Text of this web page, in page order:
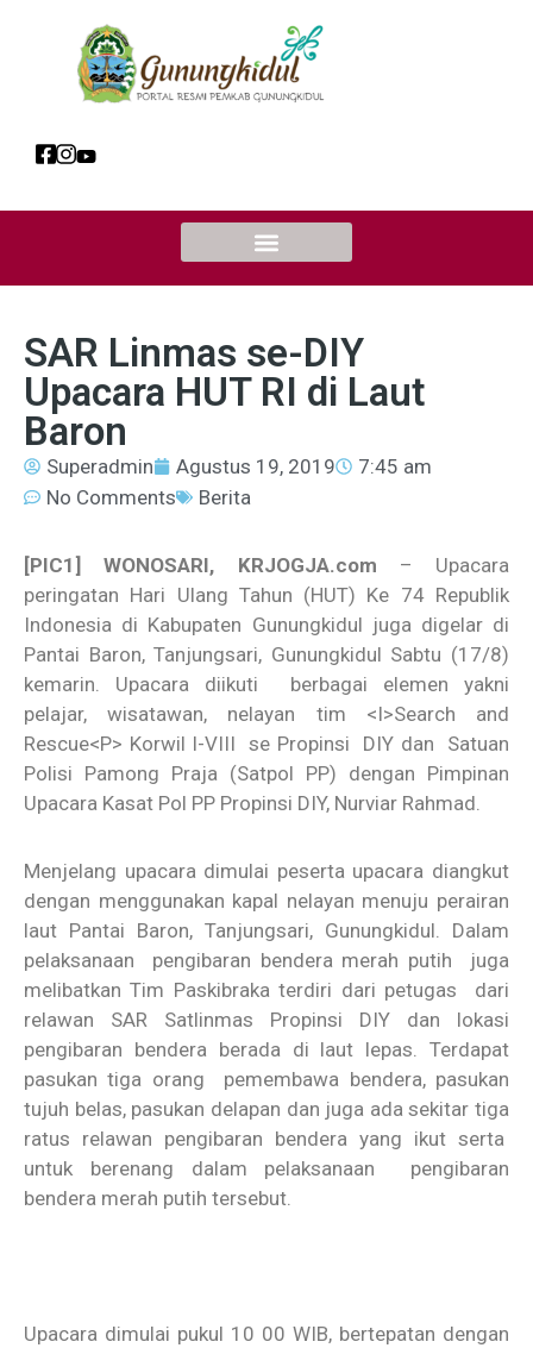
SAR Linmas se-DIY
Upacara HUT RI di Laut
Baron
Superadmin Agustus 19, 2019
7:45 am
No Comments
Berita
[PIC1] WONOSARI, KRJOGJA.com – Upacara
peringatan Hari Ulang Tahun (HUT) Ke 74 Republik
Indonesia di Kabupaten Gunungkidul juga digelar di
Pantai Baron, Tanjungsari, Gunungkidul Sabtu (17/8)
kemarin. Upacara diikuti berbagai elemen yakni
pelajar, wisatawan, nelayan tim <I>Search and
Rescue<P> Korwil I-VIII se Propinsi DIY dan Satuan
Polisi Pamong Praja (Satpol PP) dengan Pimpinan
Upacara Kasat Pol PP Propinsi DIY, Nurviar Rahmad.
Menjelang upacara dimulai peserta upacara diangkut
dengan menggunakan kapal nelayan menuju perairan
laut Pantai Baron, Tanjungsari, Gunungkidul. Dalam
pelaksanaan pengibaran bendera merah putih juga
melibatkan Tim Paskibraka terdiri dari petugas dari
relawan SAR Satlinmas Propinsi DIY dan lokasi
pengibaran bendera berada di laut lepas. Terdapat
pasukan tiga orang pemembawa bendera, pasukan
tujuh belas, pasukan delapan dan juga ada sekitar tiga
ratus relawan pengibaran bendera yang ikut serta
untuk berenang dalam pelaksanaan pengibaran
bendera merah putih tersebut.
Upacara dimulai pukul 10 00 WIB, bertepatan dengan